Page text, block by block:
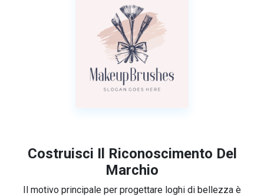
Costruisci Il Riconoscimento Del
Marchio
Il motivo principale per progettare loghi di bellezza è